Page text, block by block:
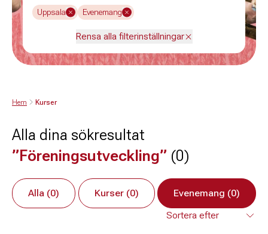
Uppsala Evenemang
Rensa alla filterinställningar
Hem Kurser
Alla dina sökresultat
”Föreningsutveckling” (0)
Alla (0) Kurser (0) Evenemang (0)